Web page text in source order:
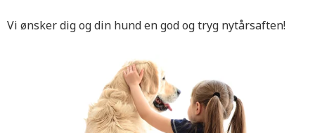
Vi ønsker dig og din hund en god og tryg nytårsaften!